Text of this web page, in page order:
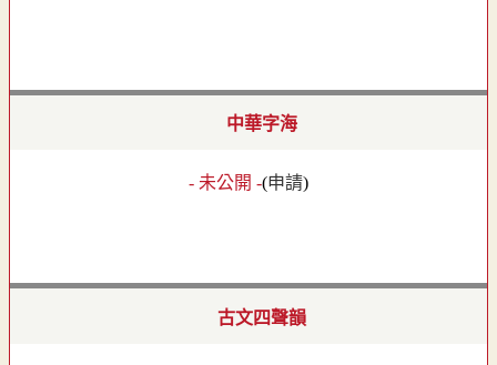
中華字海
- 未公開 -(申請)
古文四聲韻